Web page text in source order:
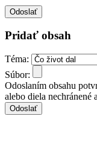
Pridať obsah
Téma:
Súbor:
Odoslaním obsahu
alebo diela nechránené